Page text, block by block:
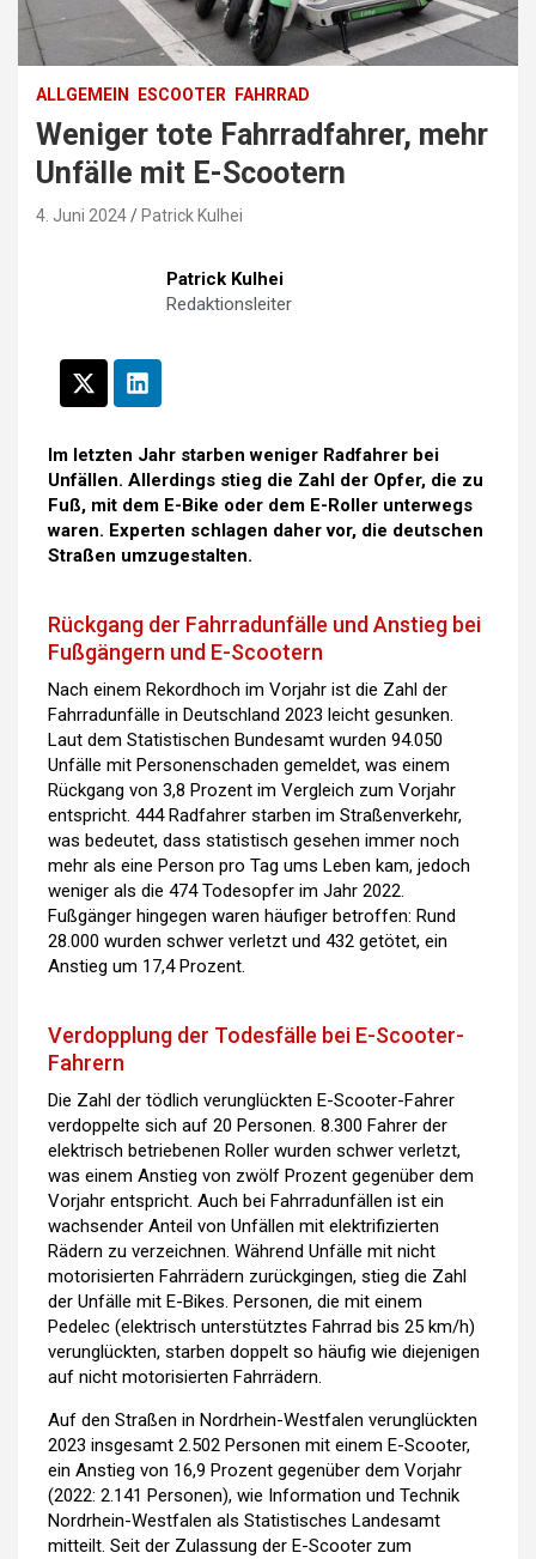
ALLGEMEIN ESCOOTER FAHRRAD
Weniger tote Fahrradfahrer, mehr
Unfälle mit E-Scootern
4. Juni 2024 Patrick Kulhei
Patrick Kulhei
Redaktionsleiter
Im letzten Jahr starben weniger Radfahrer bei
Unfällen. Allerdings stieg die Zahl der Opfer, die zu
Fuß, mit dem E-Bike oder dem E-Roller unterwegs
waren. Experten schlagen daher vor, die deutschen
Straßen umzugestalten.
Rückgang der Fahrradunfälle und Anstieg bei
Fußgängern und E-Scootern
Nach einem Rekordhoch im Vorjahr ist die Zahl der
Fahrradunfälle in Deutschland 2023 leicht gesunken.
Laut dem Statistischen Bundesamt wurden 94.050
Unfälle mit Personenschaden gemeldet, was einem
Rückgang von 3,8 Prozent im Vergleich zum Vorjahr
entspricht. 444 Radfahrer starben im Straßenverkehr,
was bedeutet, dass statistisch gesehen immer noch
mehr als eine Person pro Tag ums Leben kam, jedoch
weniger als die 474 Todesopfer im Jahr 2022.
Fußgänger hingegen waren häufiger betroffen: Rund
28.000 wurden schwer verletzt und 432 getötet, ein
Anstieg um 17,4 Prozent.
Verdopplung der Todesfälle bei E-Scooter-
Fahrern
Die Zahl der tödlich verunglückten E-Scooter-Fahrer
verdoppelte sich auf 20 Personen. 8.300 Fahrer der
elektrisch betriebenen Roller wurden schwer verletzt,
was einem Anstieg von zwölf Prozent gegenüber dem
Vorjahr entspricht. Auch bei Fahrradunfällen ist ein
wachsender Anteil von Unfällen mit elektrifizierten
Rädern zu verzeichnen. Während Unfälle mit nicht
motorisierten Fahrrädern zurückgingen, stieg die Zahl
der Unfälle mit E-Bikes. Personen, die mit einem
Pedelec (elektrisch unterstütztes Fahrrad bis 25 km/h)
verunglückten, starben doppelt so häufig wie diejenigen
auf nicht motorisierten Fahrrädern.
Auf den Straßen in Nordrhein-Westfalen verunglückten
2023 insgesamt 2.502 Personen mit einem E-Scooter,
ein Anstieg von 16,9 Prozent gegenüber dem Vorjahr
(2022: 2.141 Personen), wie Information und Technik
Nordrhein-Westfalen als Statistisches Landesamt
mitteilt. Seit der Zulassung der E-Scooter zum